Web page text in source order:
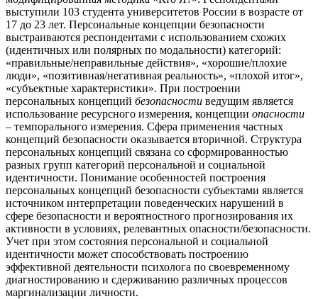
выступили 103 студента университетов России в возрасте от
17 до 23 лет. Персональные концепции безопасности
выстраиваются респондентами с использованием схожих
(идентичных или полярных по модальности) категорий:
«правильные/неправильные действия», «хорошие/плохие
люди», «позитивная/негативная реальность», «плохой итог»,
«субъектные характеристики». При построении
персональных концепций безопасности ведущим является
использование ресурсного измерения, концепции опасности
– темпорального измерения. Сфера применения частных
концепций безопасности оказывается вторичной. Структура
персональных концепций связана со сформированностью
разных групп категорий персональной и социальной
идентичности. Понимание особенностей построения
персональных концепций безопасности субъектами является
источником интерпретации поведенческих нарушений в
сфере безопасности и вероятностного прогнозирования их
активности в условиях, релевантных опасности/безопасности.
Учет при этом состояния персональной и социальной
идентичности может способствовать построению
эффективной деятельности психолога по своевременному
диагностированию и сдерживанию различных процессов
маргинализации личности.